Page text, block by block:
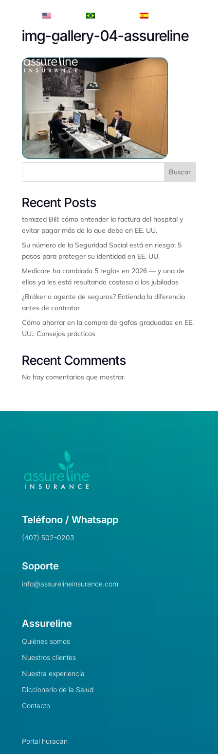
img-gallery-04-assureline
Buscar
Recent Posts
temized Bill: cómo entender la factura del hospital y
evitar pagar más de lo que debe en EE. UU.
Su número de la Seguridad Social está en riesgo: 5
pasos para proteger su identidad en EE. UU.
Medicare ha cambiado 5 reglas en 2026 — y una de
ellas ya les está resultando costosa a los jubilados
¿Bróker o agente de seguros? Entienda la diferencia
antes de contratar
Cómo ahorrar en la compra de gafas graduadas en EE.
UU.: Consejos prácticos
Recent Comments
No hay comentarios que mostrar.
Teléfono / Whatsapp
(407) 502-0203
Soporte
info@assurelineinsurance.com
Assureline
Quiénes somos
Nuestros clientes
Nuestra experiencia
Diccionario de la Salud
Contacto
Portal huracán